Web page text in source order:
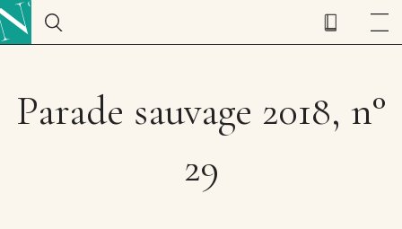
Parade sauvage 2018, n°
29